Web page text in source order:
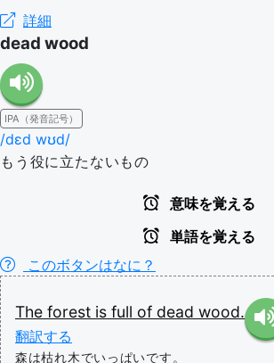
詳細
dead wood
IPA（発音記号）
/dɛd wʊd/
もう役に立たないもの
意味を覚える
単語を覚える
このボタンはなに？
The forest is full of dead wood.
翻訳する
森は枯れ木でいっぱいです。